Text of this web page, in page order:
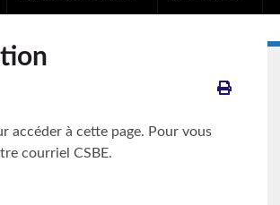
accéder à cette page. Pour vous
courriel CSBE.